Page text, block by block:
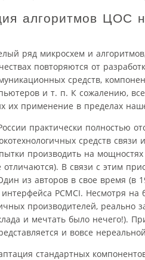
алгоритмов ЦОС
ряд микросхем и
повторяются от
средств,
и т. п. К сожалению,
их применение в пределах
практически полностью
средств
производить на
отличаются). В связи с этим
из авторов в свое время (в
PCMCI. Несмотря
производителей, реально
и мечтать было нечего!).
и вовсе
стандартных